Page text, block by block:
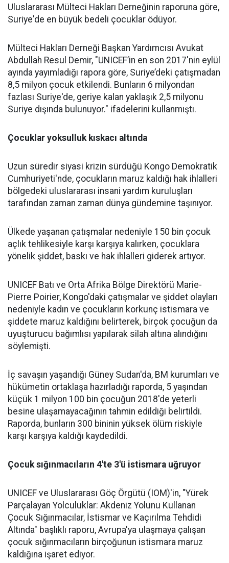
Uluslararası Mülteci Hakları Derneğinin raporuna göre,
Suriye'de en büyük bedeli çocuklar ödüyor.
Mülteci Hakları Derneği Başkan Yardımcısı Avukat
Abdullah Resul Demir, "UNICEF’in en son 2017'nin eylül
ayında yayımladığı rapora göre, Suriye’deki çatışmadan
8,5 milyon çocuk etkilendi. Bunların 6 milyondan
fazlası Suriye'de, geriye kalan yaklaşık 2,5 milyonu
Suriye dışında bulunuyor." ifadelerini kullanmıştı.
Çocuklar yoksulluk kıskacı altında
Uzun süredir siyasi krizin sürdüğü Kongo Demokratik
Cumhuriyeti'nde, çocukların maruz kaldığı hak ihlalleri
bölgedeki uluslararası insani yardım kuruluşları
tarafından zaman zaman dünya gündemine taşınıyor.
Ülkede yaşanan çatışmalar nedeniyle 150 bin çocuk
açlık tehlikesiyle karşı karşıya kalırken, çocuklara
yönelik şiddet, baskı ve hak ihlalleri giderek artıyor.
UNICEF Batı ve Orta Afrika Bölge Direktörü Marie-
Pierre Poirier, Kongo'daki çatışmalar ve şiddet olayları
nedeniyle kadın ve çocukların korkunç istismara ve
şiddete maruz kaldığını belirterek, birçok çocuğun da
uyuşturucu bağımlısı yapılarak silah altına alındığını
söylemişti.
İç savaşın yaşandığı Güney Sudan'da, BM kurumları ve
hükümetin ortaklaşa hazırladığı raporda, 5 yaşından
küçük 1 milyon 100 bin çocuğun 2018'de yeterli
besine ulaşamayacağının tahmin edildiği belirtildi.
Raporda, bunların 300 bininin yüksek ölüm riskiyle
karşı karşıya kaldığı kaydedildi.
Çocuk sığınmacıların 4'te 3'ü istismara uğruyor
UNICEF ve Uluslararası Göç Örgütü (IOM)'in, "Yürek
Parçalayan Yolculuklar: Akdeniz Yolunu Kullanan
Çocuk Sığınmacılar, İstismar ve Kaçırılma Tehdidi
Altında" başlıklı raporu, Avrupa'ya ulaşmaya çalışan
çocuk sığınmacıların birçoğunun istismara maruz
kaldığına işaret ediyor.